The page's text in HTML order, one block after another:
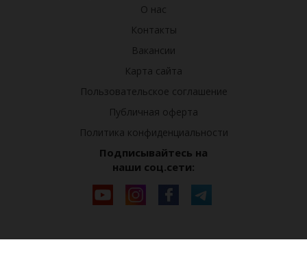
О нас
Контакты
Вакансии
Карта сайта
Пользовательское соглашение
Публичная оферта
Политика конфиденциальности
Подписывайтесь на
наши соц.сети: